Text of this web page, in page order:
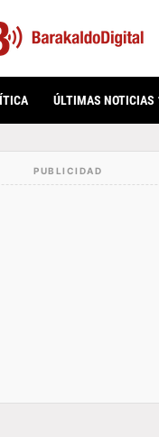
ÚLTIMAS NOTICIAS